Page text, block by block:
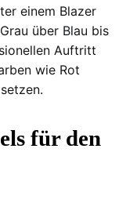
einem Blazer
über Blau bis
Auftritt
wie Rot
für den